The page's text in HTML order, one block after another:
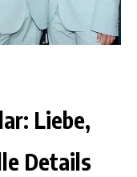
Liebe,
Details